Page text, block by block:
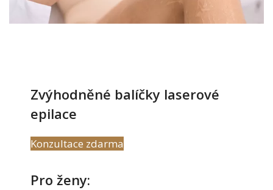
Zvýhodněné balíčky laserové
epilace
Konzultace zdarma
Pro ženy: